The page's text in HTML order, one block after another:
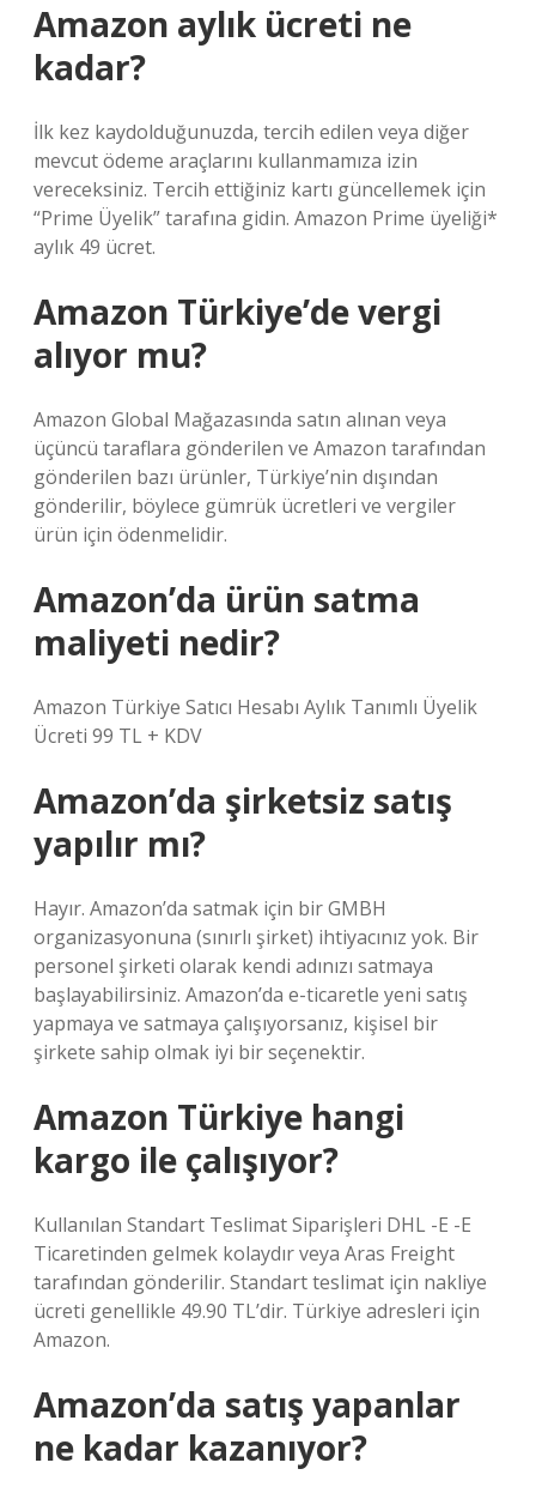
Amazon aylık ücreti ne
kadar?
İlk kez kaydolduğunuzda, tercih edilen veya diğer
mevcut ödeme araçlarını kullanmamıza izin
vereceksiniz. Tercih ettiğiniz kartı güncellemek için
“Prime Üyelik” tarafına gidin. Amazon Prime üyeliği*
aylık 49 ücret.
Amazon Türkiye’de vergi
alıyor mu?
Amazon Global Mağazasında satın alınan veya
üçüncü taraflara gönderilen ve Amazon tarafından
gönderilen bazı ürünler, Türkiye’nin dışından
gönderilir, böylece gümrük ücretleri ve vergiler
ürün için ödenmelidir.
Amazon’da ürün satma
maliyeti nedir?
Amazon Türkiye Satıcı Hesabı Aylık Tanımlı Üyelik
Ücreti 99 TL + KDV
Amazon’da şirketsiz satış
yapılır mı?
Hayır. Amazon’da satmak için bir GMBH
organizasyonuna (sınırlı şirket) ihtiyacınız yok. Bir
personel şirketi olarak kendi adınızı satmaya
başlayabilirsiniz. Amazon’da e-ticaretle yeni satış
yapmaya ve satmaya çalışıyorsanız, kişisel bir
şirkete sahip olmak iyi bir seçenektir.
Amazon Türkiye hangi
kargo ile çalışıyor?
Kullanılan Standart Teslimat Siparişleri DHL -E -E
Ticaretinden gelmek kolaydır veya Aras Freight
tarafından gönderilir. Standart teslimat için nakliye
ücreti genellikle 49.90 TL’dir. Türkiye adresleri için
Amazon.
Amazon’da satış yapanlar
ne kadar kazanıyor?